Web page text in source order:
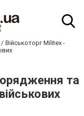
Військоторг Militex -
та